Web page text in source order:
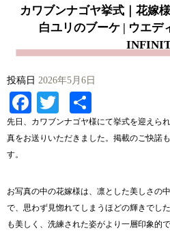
カワブンナゴヤ挙式｜花嫁
白ユリのブーケ | ウエデ
投稿日 2026年5月6日
Facebook
Twitter
有
先日、カワブンナゴヤ様にて挙式を迎えら
真をお送りいただきました。掲載のご快諾
す。
お写真の中の花嫁様は、凛とした美しさの
で、思わず見惚れてしまうほどの輝きでし
も美しく、洗練された姿がより一層印象的で